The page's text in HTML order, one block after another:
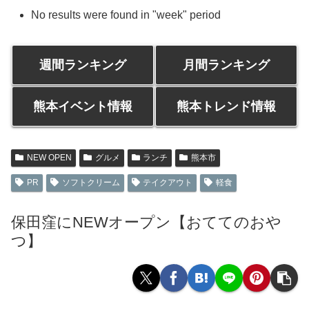
No results were found in "week" period
週間ランキング 月間ランキング
熊本イベント情報 熊本トレンド情報
NEW OPEN グルメ ランチ 熊本市
PR ソフトクリーム テイクアウト 軽食
保田窪にNEWオープン【おててのおや
つ】